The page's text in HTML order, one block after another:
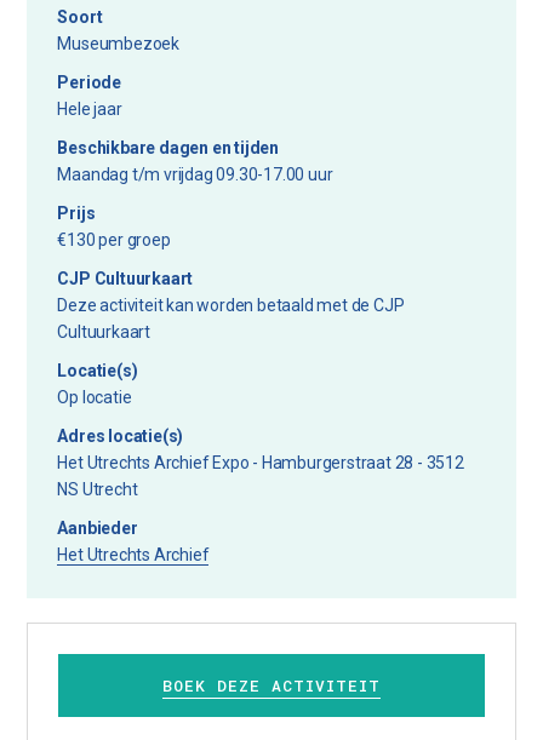
Soort
Museumbezoek
Periode
Hele jaar
Beschikbare dagen en tijden
Maandag t/m vrijdag 09.30-17.00 uur
Prijs
€130 per groep
CJP Cultuurkaart
Deze activiteit kan worden betaald met de CJP
Cultuurkaart
Locatie(s)
Op locatie
Adres locatie(s)
Het Utrechts Archief Expo - Hamburgerstraat 28 - 3512
NS Utrecht
Aanbieder
Het Utrechts Archief
BOEK DEZE ACTIVITEIT